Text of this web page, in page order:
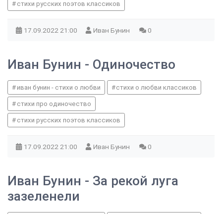
стихи русских поэтов классиков
17.09.2022 21:00 Иван Бунин 0
Иван Бунин - Одиночество
иван бунин - стихи о любви стихи о любви классиков
стихи про одиночество
стихи русских поэтов классиков
17.09.2022 21:00 Иван Бунин 0
Иван Бунин - За рекой луга
зазеленели